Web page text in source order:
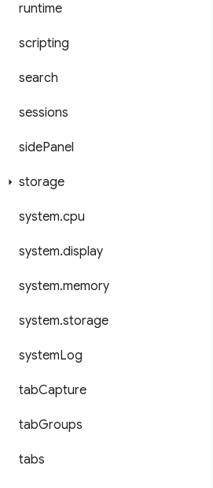
runtime
scripting
search
sessions
sidePanel
storage
system.cpu
system.display
system.memory
system.storage
systemLog
tabCapture
tabGroups
tabs